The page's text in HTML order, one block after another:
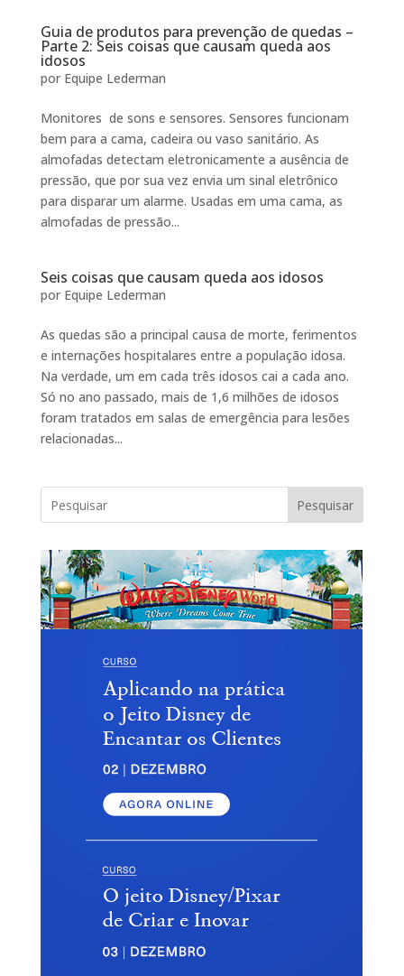
Guia de produtos para prevenção de quedas –
Parte 2: Seis coisas que causam queda aos
idosos
por Equipe Lederman
Monitores de sons e sensores. Sensores funcionam
bem para a cama, cadeira ou vaso sanitário. As
almofadas detectam eletronicamente a ausência de
pressão, que por sua vez envia um sinal eletrônico
para disparar um alarme. Usadas em uma cama, as
almofadas de pressão...
Seis coisas que causam queda aos idosos
por Equipe Lederman
As quedas são a principal causa de morte, ferimentos
e internações hospitalares entre a população idosa.
Na verdade, um em cada três idosos cai a cada ano.
Só no ano passado, mais de 1,6 milhões de idosos
foram tratados em salas de emergência para lesões
relacionadas...
Pesquisar